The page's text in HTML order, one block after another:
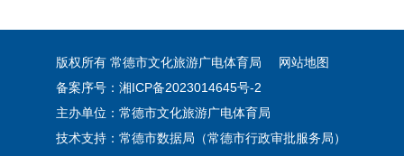
版权所有 常德市文化旅游广电体育局
网站地图
备案序号：湘ICP备2023014645号-2
主办单位：常德市文化旅游广电体育局
技术支持：常德市数据局（常德市行政审批服务局）